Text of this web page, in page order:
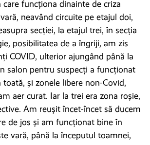
funcționa dinainte de criza
neavând circuite pe etajul doi,
secției, la etajul trei, în secția
posibilitatea de a îngriji, am zis
COVID, ulterior ajungând până la
salon pentru suspecți a funcționat
și zonele libere non-Covid,
aer curat. Iar la trei era zona roșie,
Am reușit încet-încet să ducem
de jos și am funcționat bine în
vară, până la începutul toamnei,